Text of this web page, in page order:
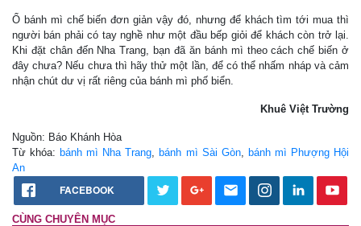
Ổ bánh mì chế biến đơn giản vậy đó, nhưng để khách tìm tới mua thì
người bán phải có tay nghề như một đầu bếp giỏi để khách còn trở lại.
Khi đặt chân đến Nha Trang, bạn đã ăn bánh mì theo cách chế biến ở
đây chưa? Nếu chưa thì hãy thử một lần, để có thể nhấm nháp và cảm
nhận chút dư vị rất riêng của bánh mì phố biển.
Khuê Việt Trường
Nguồn: Báo Khánh Hòa
Từ khóa: bánh mì Nha Trang bánh mì Sài Gòn,
bánh mì Phượng Hội
An
FACEBOOK
CÙNG CHUYÊN MỤC